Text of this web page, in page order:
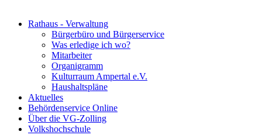
Rathaus - Verwaltung
Bürgerbüro und Bürgerservice
Was erledige ich wo?
Mitarbeiter
Organigramm
Kulturraum Ampertal e.V.
Haushaltspläne
Aktuelles
Behördenservice Online
Über die VG-Zolling
Volkshochschule